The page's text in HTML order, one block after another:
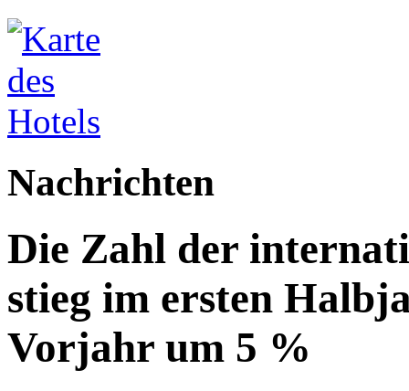
Nachrichten
Die Zahl der
stieg im ersten
Vorjahr um 5 %